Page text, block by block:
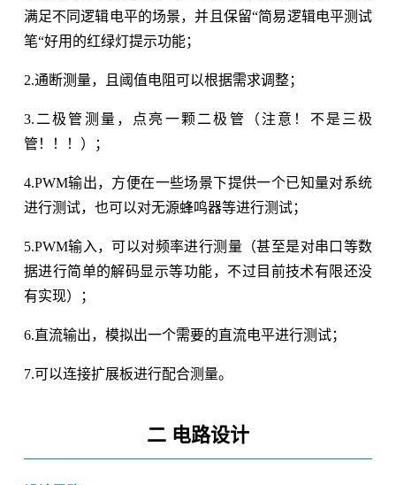
满足不同逻辑电平的场景，并且保留“简易逻辑电平测试
笔“好用的红绿灯提示功能；
2.通断测量，且阈值电阻可以根据需求调整；
3.二极管测量，点亮一颗二极管（注意！不是三极
管！！！）；
4.PWM输出，方便在一些场景下提供一个已知量对系统
进行测试，也可以对无源蜂鸣器等进行测试；
5.PWM输入，可以对频率进行测量（甚至是对串口等数
据进行简单的解码显示等功能，不过目前技术有限还没
有实现）；
6.直流输出，模拟出一个需要的直流电平进行测试；
7.可以连接扩展板进行配合测量。
二 电路设计